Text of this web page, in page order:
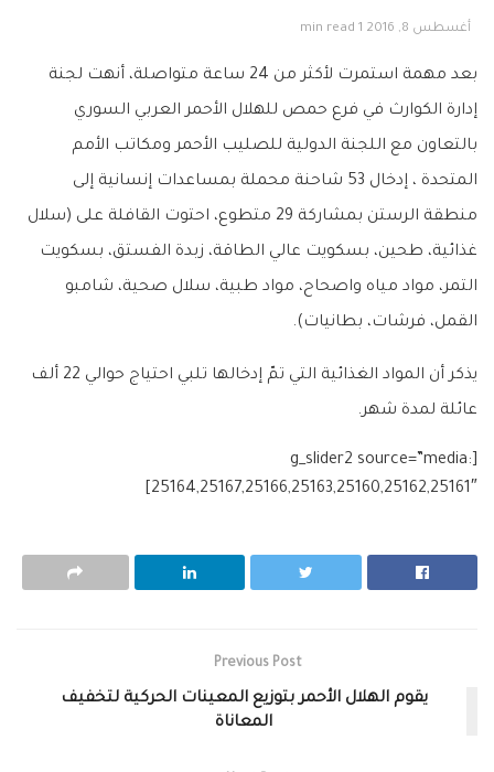
أغسطس 8, 2016 1 min read
بعد مهمة استمرت لأكثر من 24 ساعة متواصلة، أنهت لجنة
إدارة الكوارث في فرع حمص للهلال الأحمر العربي السوري
بالتعاون مع اللجنة الدولية للصليب الأحمر ومكاتب الأمم
المتحدة
، إدخال 53 شاحنة محملة بمساعدات إنسانية إلى
منطقة الرستن
بمشاركة 29 متطوع، احتوت القافلة على (سلال
غذائية، طحين، بسكويت عالي الطاقة، زبدة الفستق، بسكويت
التمر، مواد مياه واصحاح، مواد طبية، سلال صحية، شامبو
القمل، فرشات، بطانيات).
يذكر أن المواد الغذائية التي تمّ إدخالها تلبي احتياج حوالي 2
2 ألف
عائلة لمدة شهر.
[g_slider2 source=”media:
25164,25167,25166,25163,25160,25162,25161″]
Previous Post
يقوم الهلال الأحمر بتوزيع المعينات الحركية لتخفيف
المعاناة